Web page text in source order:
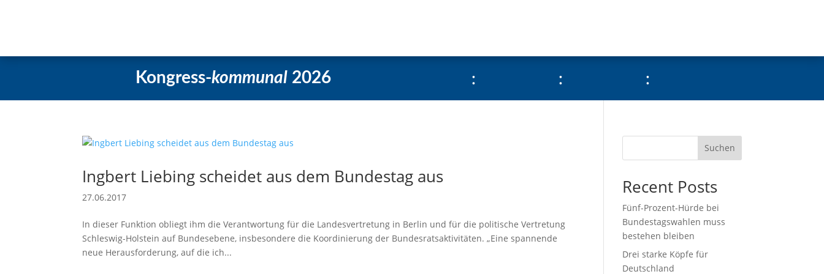
Kongress-kommunal 2026 : : :
Ingbert Liebing scheidet aus dem Bundestag aus
27.06.2017
In dieser Funktion obliegt ihm die Verantwortung für die Landesvertretung in Berlin und für die politische Vertretung
Schleswig-Holstein auf Bundesebene, insbesondere die Koordinierung der Bundesratsaktivitäten. „Eine spannende
neue Herausforderung, auf die ich...
Suchen
Recent Posts
Fünf-Prozent-Hürde bei
Bundestagswahlen muss
bestehen bleiben
Drei starke Köpfe für
Deutschland